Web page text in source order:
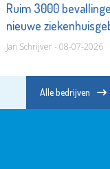
Ruim 3000
nieuwe
Jan Schrijver - 08-07-2026
Alle bedrijven